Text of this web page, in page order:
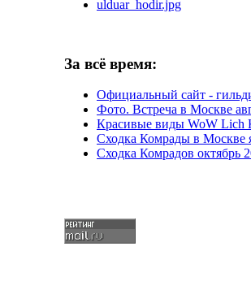
ulduar_hodir.jpg
За всё время:
Официальный сайт -
Фото. Встреча в Москве
Красивые виды WoW Lich
Сходка Комрады в Москве
Сходка Комрадов октябрь